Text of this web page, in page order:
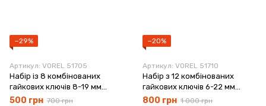
−29%
Артикул: VOREL 51705
Набір із 8 комбінованих
гайкових ключів 8-19 мм
матовий у футлярі VOREL
500 грн 700 грн
−20%
Артикул: VOREL 51710
Набір з 12 комбінованих
гайкових ключів 6-22 мм
матовий у футлярі VOREL
800 грн 1 000 грн